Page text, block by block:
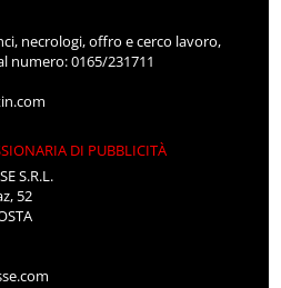
necrologi, offro e cerco lavoro,
numero: 0165/231711
DI PUBBLICITÀ
S.R.L.
52